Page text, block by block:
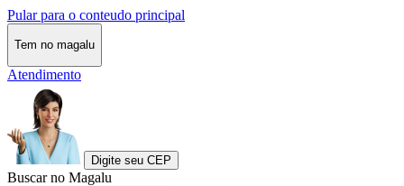
Pular para o conteudo principal
Tem no magalu
Atendimento
Digite seu CEP
Buscar no Magalu